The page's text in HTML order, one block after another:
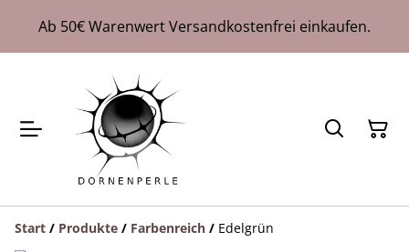
Ab 50€ Warenwert Versandkostenfrei einkaufen.
Start / Produkte / Farbenreich / Edelgrün